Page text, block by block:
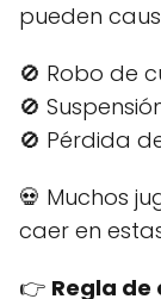
pueden
🚫 Robo de
🚫
🚫 Pérdida
💀 Muchos
caer en
👉 Regla de